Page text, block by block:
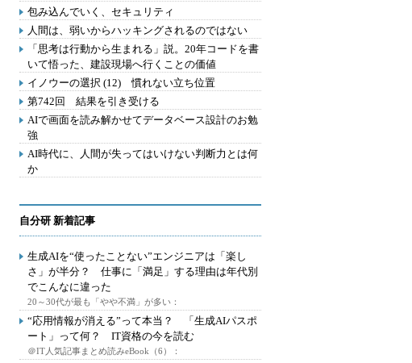
包み込んでいく、セキュリティ
人間は、弱いからハッキングされるのではない
「思考は行動から生まれる」説。20年コードを書
いて悟った、建設現場へ行くことの価値
イノウーの選択 (12) 慣れない立ち位置
第742回 結果を引き受ける
AIで画面を読み解かせてデータベース設計のお勉
強
AI時代に、人間が失ってはいけない判断力とは何
か
自分研 新着記事
生成AIを“使ったことない”エンジニアは「楽し
さ」が半分？ 仕事に「満足」する理由は年代別
でこんなに違った
20～30代が最も「やや不満」が多い：
“応用情報が消える”って本当？ 「生成AIパスポ
ート」って何？ IT資格の今を読む
＠IT人気記事まとめ読みeBook（6）：